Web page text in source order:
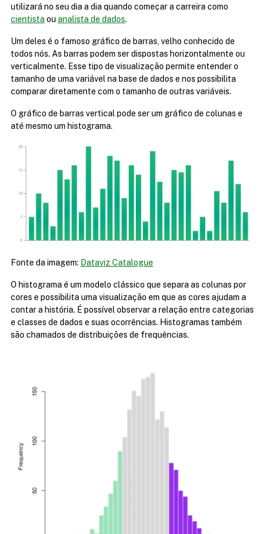
cientista ou analista de dados.
Um deles é o famoso gráfico de barras, velho conhecido de
todos nós. As barras podem ser dispostas horizontalmente ou
verticalmente. Esse tipo de visualização permite entender o
tamanho de uma variável na base de dados e nos possibilita
comparar diretamente com o tamanho de outras variáveis.
O gráfico de barras vertical pode ser um gráfico de colunas e
até mesmo um histograma.
Fonte da imagem: Dataviz Catalogue
O histograma é um modelo clássico que separa as colunas por
cores e possibilita uma visualização em que as cores ajudam a
contar a história. É possível observar a relação entre categorias
e classes de dados e suas ocorrências. Histogramas também
são chamados de distribuições de frequências.